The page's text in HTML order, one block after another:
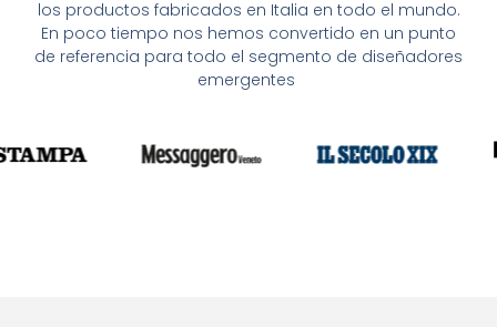
los productos fabricados en Italia en todo el mundo.
En poco tiempo nos hemos convertido en un punto
de referencia para todo el segmento de diseñadores
emergentes